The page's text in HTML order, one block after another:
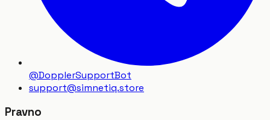
@DopplerSupportBot
support@simnetiq.store
Pravno